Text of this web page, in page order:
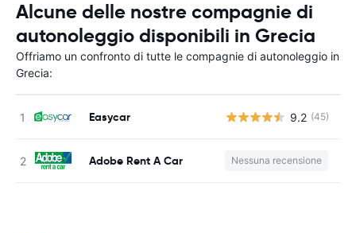
Alcune delle nostre compagnie di
autonoleggio disponibili in Grecia
Offriamo un confronto di tutte le compagnie di autonoleggio in
Grecia:
Easycar 9.2 (45)
Adobe Rent A Car Nessuna recensione